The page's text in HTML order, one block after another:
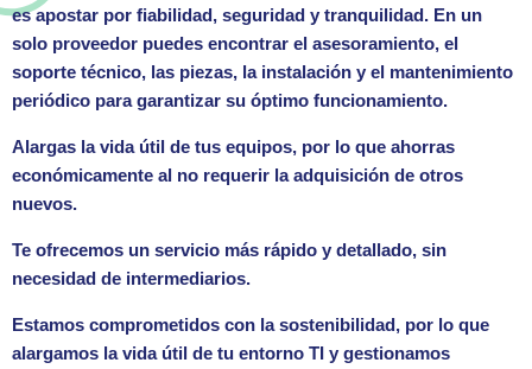
es apostar por fiabilidad, seguridad y tranquilidad. En un
solo proveedor puedes encontrar el asesoramiento, el
soporte técnico, las piezas, la instalación y el mantenimiento
periódico para garantizar su óptimo funcionamiento.
Alargas la vida útil de tus equipos, por lo que ahorras
económicamente al no requerir la adquisición de otros
nuevos.
Te ofrecemos un servicio más rápido y detallado, sin
necesidad de intermediarios.
Estamos comprometidos con la sostenibilidad, por lo que
alargamos la vida útil de tu entorno TI y gestionamos